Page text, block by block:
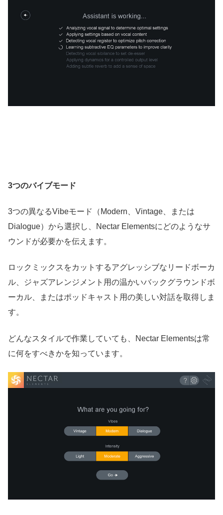
3つのバイブモード
3つの異なるVibeモード（Modern、Vintage、または
Dialogue）から選択し、Nectar Elementsにどのようなサ
ウンドが必要かを伝えます。
ロックミックスをカットするアグレッシブなリードボーカ
ル、ジャズアレンジメント用の温かいバックグラウンドボ
ーカル、またはポッドキャスト用の美しい対話を取得しま
す。
どんなスタイルで作業していても、Nectar Elementsは常
に何をすべきかを知っています。